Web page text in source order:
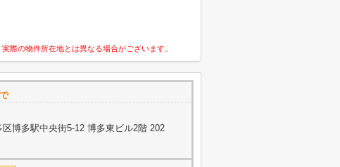
際の物件所在地とは異なる場合がございます。
博多駅中央街5-12 博多東ビル2階 202